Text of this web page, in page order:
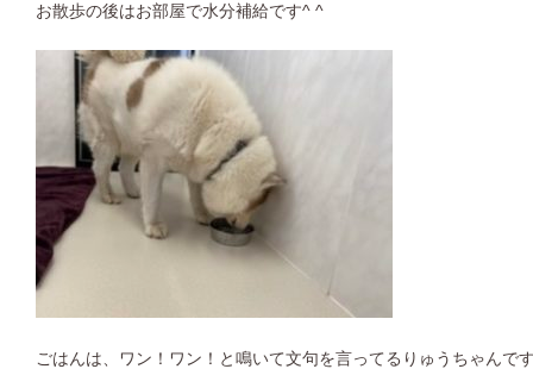
お散歩の後はお部屋で水分補給です^ ^
ごはんは、ワン！ワン！と鳴いて文句を言ってるりゅうちゃんで